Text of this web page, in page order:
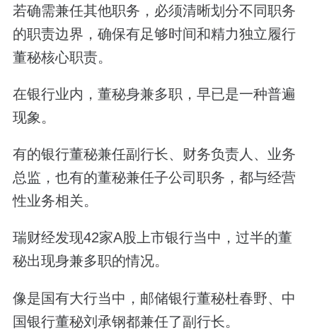
若确需兼任其他职务，必须清晰划分不同职务
的职责边界，确保有足够时间和精力独立履行
董秘核心职责。
在银行业内，董秘身兼多职，早已是一种普遍
现象。
有的银行董秘兼任副行长、财务负责人、业务
总监，也有的董秘兼任子公司职务，都与经营
性业务相关。
瑞财经发现42家A股上市银行当中，过半的董
秘出现身兼多职的情况。
像是国有大行当中，邮储银行董秘杜春野、中
国银行董秘刘承钢都兼任了副行长。